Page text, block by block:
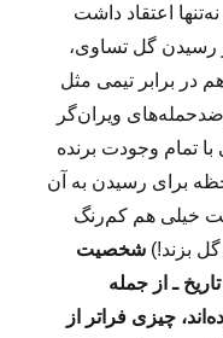
اعتقاد داشت
رسیدن گل تساوی،
در برابر تیمی مثل
ویران‌گر
با تمام وجودت برنده
برای رسیدن به آن
خیلی هم کم‌رنگ
گل بزند!)شخصیت
ـ از جمله
چیزی فراتر از